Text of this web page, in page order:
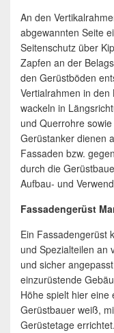
An den
abgewannten Seite
Seitenschutz über
Zapfen an der
den Gerüstböden
Vertialrahmen in
wackeln in
und Querrohre
Gerüstanker dienen
Fassaden bzw.
durch die
Aufbau- und
Fassadengerüst
Ein Fassadengerüst
und Spezialteilen an
und sicher
einzurüstende
Höhe spielt hier
Gerüstbauer weiß,
Gerüstetage errichtet.